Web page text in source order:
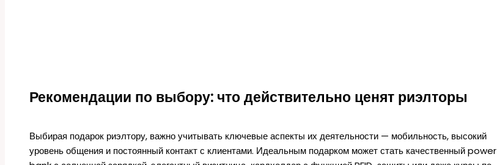
Рекомендации по выбору: что действительно ценят риэлторы
Выбирая подарок риэлтору, важно учитывать ключевые аспекты их деятельности — мобильность, высокий
уровень общения и постоянный контакт с клиентами. Идеальным подарком может стать качественный power